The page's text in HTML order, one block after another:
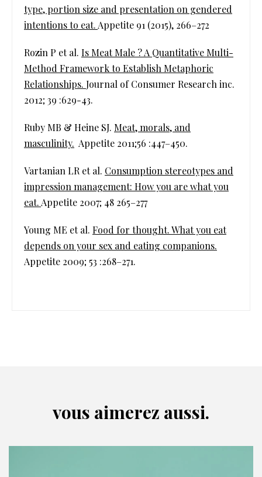
type, portion size and presentation on gendered
intentions to eat. Appetite 91 (2015), 266–272
Rozin P et al. Is Meat Male ? A Quantitative Multi-
Method Framework to Establish Metaphoric
Relationships. Journal of Consumer Research inc.
2012; 39 :629-43.
Ruby MB & Heine SJ. Meat, morals, and
masculinity. Appetite 2011;56 :447–450.
Vartanian LR et al. Consumption stereotypes and
impression management: How you are what you
eat. Appetite 2007; 48 265–277
Young ME et al. Food for thought. What you eat
depends on your sex and eating companions.
Appetite 2009; 53 :268–271.
vous aimerez aussi.